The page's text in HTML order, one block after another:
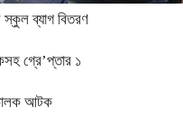
স্কুল ব্যাগ বিতরণ
গ্রে’প্তার ১
চালক আটক